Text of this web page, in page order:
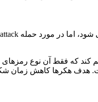
که فقط آن نوع رمزهای
است. هدف هکرها کاهش